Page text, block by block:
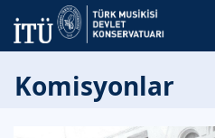
Komisyonlar